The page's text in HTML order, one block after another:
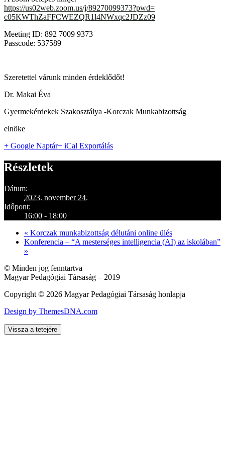
https://us02web.zoom.us/j/89270099373?pwd=
c05KWThZaFFCWEZQR1l4NWxqc2JDZz09
Meeting ID: 892 7009 9373
Passcode: 537589
Szeretettel várunk minden érdeklődőt!
Dr. Makai Éva
Gyermekérdekek Szakosztálya -Korczak Munkabizottság
elnöke
+ Google Naptár+ iCal Exportálás
Részletek
Dátum:
2023. november 24.
Időpont:
16:00 - 18:00
« Korczak munkabizottság délutáni online ülés
Konferencia – “A mesterséges intelligencia (AI) az iskolában”
»
© Minden jog fenntartva
Magyar Pedagógiai Társaság – 2019
Copyright © 2026 Magyar Pedagógiai Társaság honlapja
Design by ThemesDNA.com
Vissza a tetejére